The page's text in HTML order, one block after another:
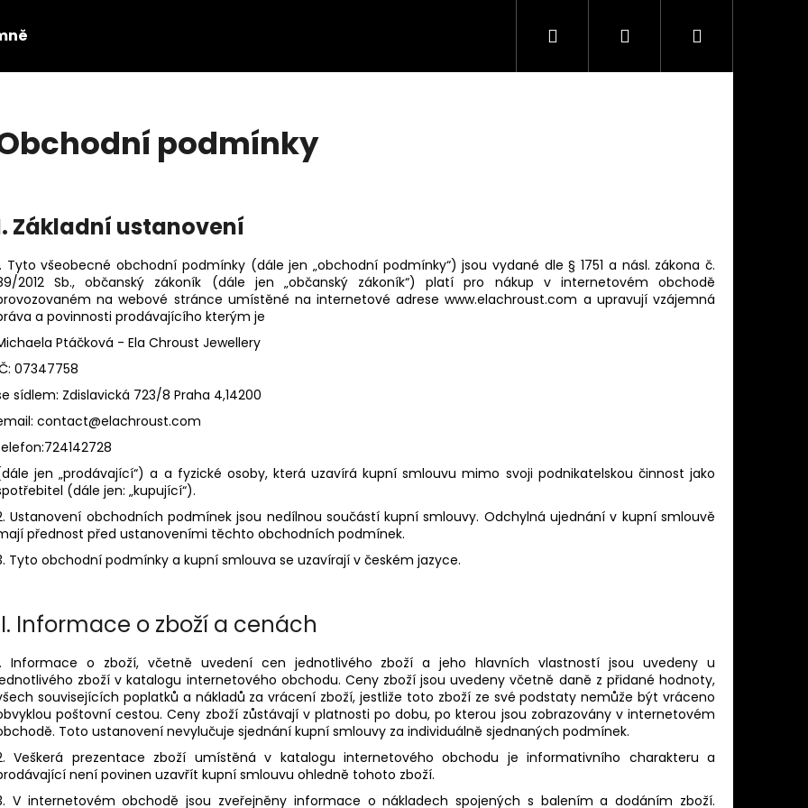
Hledat PřihlášeníNákupní
podmínky
Základní ustanovení
Tyto všeobecné obchodní podmínky (dále jen „obchodní podmínky“) jsou vydané dle § 1751 a násl. zákona č.
2012 Sb., občanský zákoník (dále jen „občanský zákoník“) platí pro nákup v internetovém obchodě
na webové stránce umístěné na internetové adresewww.elachroust.com a upravují vzájemná
a povinnosti prodávajícího kterým je
Ptáčková - Ela Chroust Jewellery
07347758
sídlem: Zdislavická 723/8 Praha 4,14200
contact@elachroust.com
jen „prodávající“) a a fyzické osoby, která uzavírá kupní smlouvu mimo svoji podnikatelskou činnost jako
(dále jen: „kupující“).
Ustanovení obchodních podmínek jsou nedílnou součástí kupní smlouvy. Odchylná ujednání v kupní smlouvě
přednost před ustanoveními těchto obchodních podmínek.
Tyto obchodní podmínky a kupní smlouva se uzavírají v českém jazyce.
Informace o zboží a cenách
Informace o zboží, včetně uvedení cen jednotlivého zboží a jeho hlavních vlastností jsou uvedeny u
zboží v katalogu internetového obchodu. Ceny zboží jsou uvedeny včetně daně z přidané hodnoty,
souvisejících poplatků a nákladů za vrácení zboží, jestliže toto zboží ze své podstaty nemůže být vráceno
poštovní cestou. Ceny zboží zůstávají v platnosti po dobu, po kterou jsou zobrazovány v internetovém
Toto ustanovení nevylučuje sjednání kupní smlouvy za individuálně sjednaných podmínek.
Veškerá prezentace zboží umístěná v katalogu internetového obchodu je informativního charakteru a
není povinen uzavřít kupní smlouvu ohledně tohoto zboží.
V internetovém obchodě jsou zveřejněny informace o nákladech spojených s balením a dodáním zboží.
HLEDAT